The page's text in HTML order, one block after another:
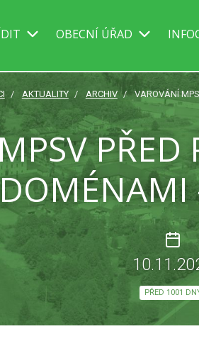
OBECNÍ ÚŘAD
AKTUALITY ARCHIV VAROVÁNÍ
PŘED 1001